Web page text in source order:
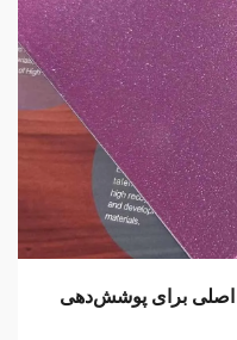
اصلی برای پوشش‌دهی